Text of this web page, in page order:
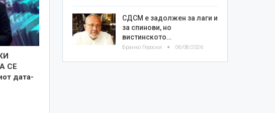
СЕ
дата-
СДСМ е задолжен за лаги и
за спинови, но
вистинското…
Бранко Героски 06/08/2026